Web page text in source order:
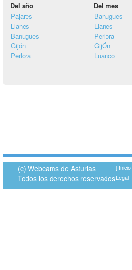
Del año Del mes
Pajares
Llanes
Banugues
Gijón
Perlora
Banugues
Llanes
Perlora
GijÓn
Luanco
(c) Webcams de Asturias
Todos los derechos reservados
[ Inicio
Legal |